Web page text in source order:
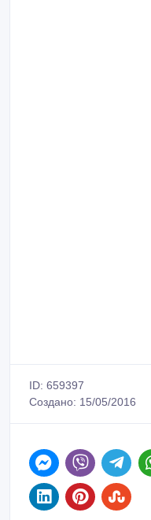
ID: 659397
Создано: 15/05/2016